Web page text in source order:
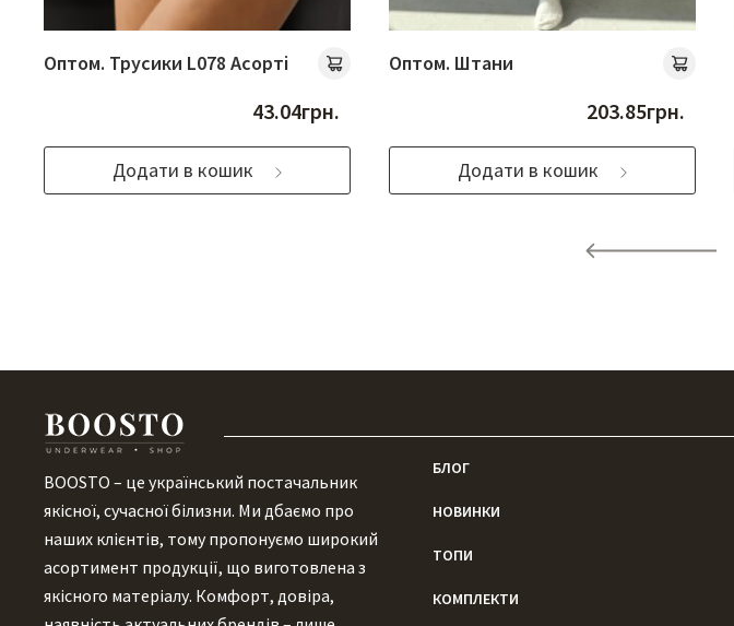
Оптом. Трусики L078 Асорті
43.04грн.
Додати в кошик
Оптом. Штани
203.85грн.
Додати в кошик
BOOSTO – це український постачальник
якісної, сучасної білизни. Ми дбаємо про
наших клієнтів, тому пропонуємо широкий
асортимент продукції, що виготовлена ​​з
якісного матеріалу. Комфорт, довіра,
БЛОГ
НОВИНКИ
ТОПИ
КОМПЛЕКТИ